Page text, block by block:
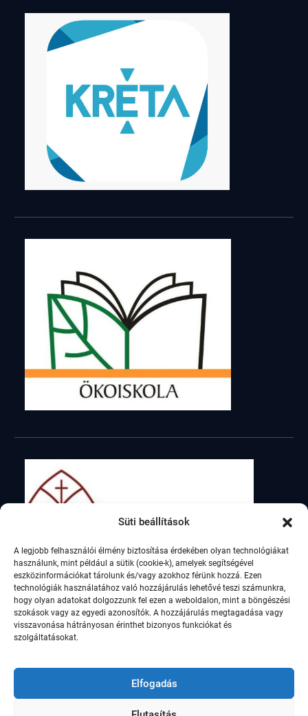
Süti beállítások
A legjobb felhasználói élmény biztosítása érdekében olyan technológiákat
használunk, mint például a sütik (cookie-k), amelyek segítségével
eszközinformációkat tárolunk és/vagy azokhoz férünk hozzá. Ezen
technológiák használatához való hozzájárulás lehetővé teszi számunkra,
hogy olyan adatokat dolgozzunk fel ezen a weboldalon, mint a böngészési
szokások vagy az egyedi azonosítók. A hozzájárulás megtagadása vagy
visszavonása hátrányosan érinthet bizonyos funkciókat és
szolgáltatásokat.
Elfogadás